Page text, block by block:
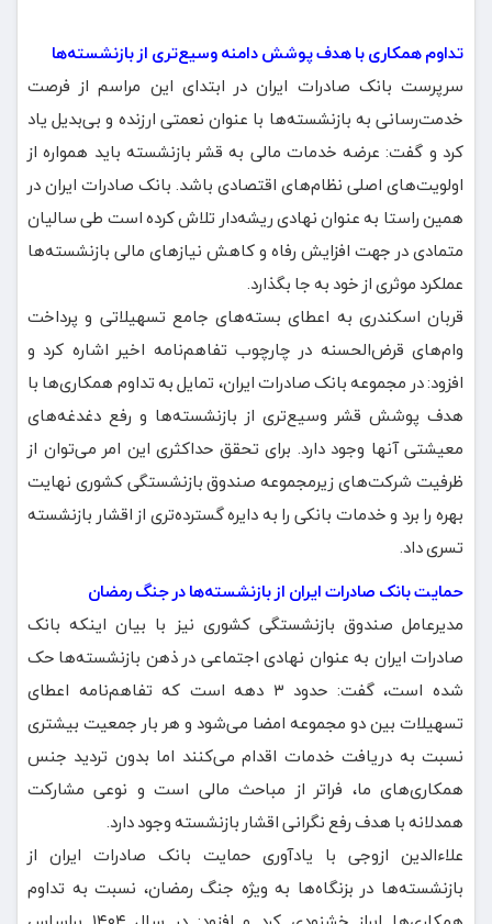
تداوم همکاری با هدف پوشش دامنه وسیع‌تری از بازنشسته‌ها
سرپرست بانک صادرات ایران در ابتدای این مراسم از فرصت
خدمت‌رسانی به بازنشسته‌ها با عنوان نعمتی ارزنده و بی‌بدیل یاد
کرد و گفت: عرضه خدمات مالی به قشر بازنشسته باید همواره از
اولویت‌های اصلی نظام‌های اقتصادی باشد. بانک صادرات ایران در
همین راستا به عنوان نهادی ریشه‌دار تلاش کرده است طی سالیان
متمادی در جهت افزایش رفاه و کاهش نیازهای مالی بازنشسته‌ها
عملکرد موثری از خود به جا بگذارد.
قربان اسکندری به اعطای بسته‌های جامع تسهیلاتی و پرداخت
وام‌های قرض‌الحسنه در چارچوب تفاهم‌نامه اخیر اشاره کرد و
افزود: در مجموعه بانک صادرات ایران، تمایل به تداوم همکاری‌ها با
هدف پوشش قشر وسیع‌تری از بازنشسته‌ها و رفع دغدغه‌های
معیشتی آنها وجود دارد. برای تحقق حداکثری این امر می‌توان از
ظرفیت شرکت‌های زیرمجموعه صندوق بازنشستگی کشوری نهایت
بهره را برد و خدمات بانکی را به دایره گسترده‌تری از اقشار بازنشسته
تسری داد.
حمایت بانک صادرات ایران از بازنشسته‌ها در جنگ رمضان
مدیرعامل صندوق بازنشستگی کشوری نیز با بیان اینکه بانک
صادرات ایران به عنوان نهادی اجتماعی در ذهن بازنشسته‌ها حک
شده است، گفت: حدود ۳ دهه است که تفاهم‌نامه اعطای
تسهیلات بین دو مجموعه امضا می‌شود و هر بار جمعیت بیشتری
نسبت به دریافت خدمات اقدام می‌کنند اما بدون تردید جنس
همکاری‌های ما، فراتر از مباحث مالی است و نوعی مشارکت
همدلانه با هدف رفع نگرانی اقشار بازنشسته وجود دارد.
علاءالدین ازوجی با یادآوری حمایت بانک صادرات ایران از
بازنشسته‌ها در بزنگاه‌ها به ویژه جنگ رمضان، نسبت به تداوم